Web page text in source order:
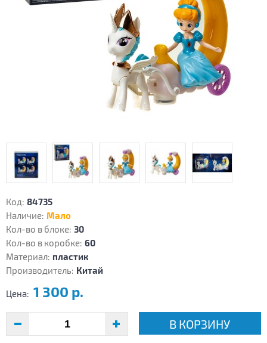
Код: 84735
Наличие: Мало
Кол-во в блоке: 30
Кол-во в коробке: 60
Материал: пластик
Производитель: Китай
Цена: 1 300 р.
В КОРЗИНУ